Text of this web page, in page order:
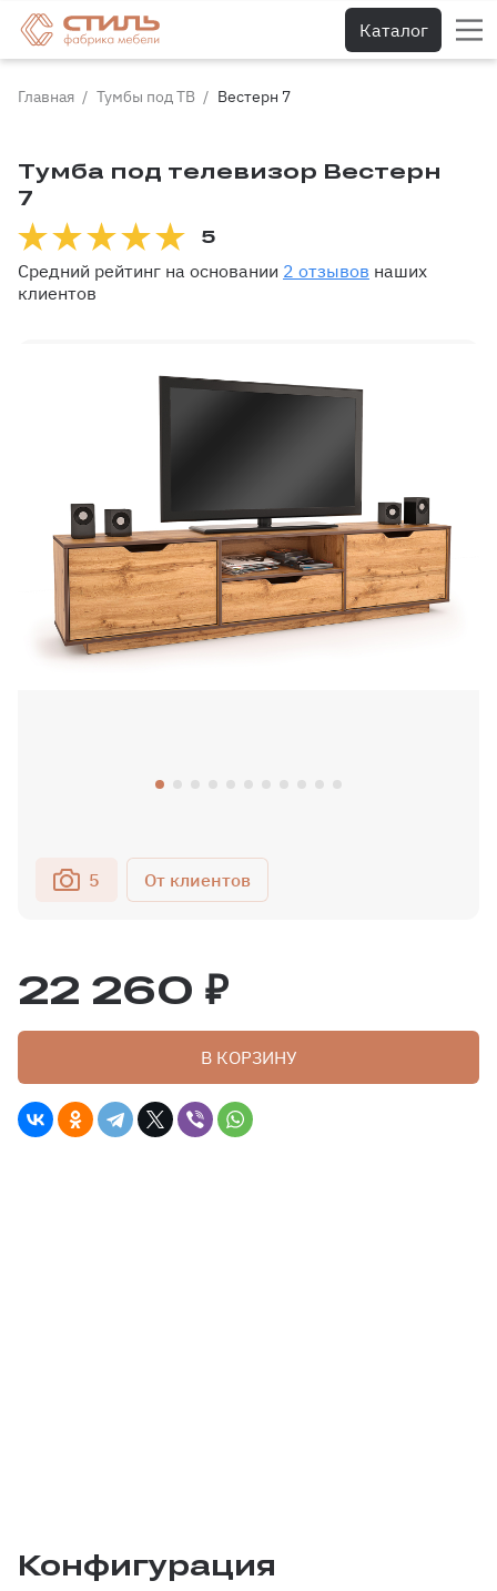
Каталог
Главная Тумбы под ТВ Вестерн 7
5
Тумба под телевизор Вестерн
7
5
Средний рейтинг на основании 2 отзывов наших
клиентов
22 260 ₽
В КОРЗИНУ
Конфигурация